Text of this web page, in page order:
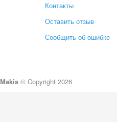
Контакты
Оставить отзыв
Сообщить об ошибке
Makis© Copyright 2026